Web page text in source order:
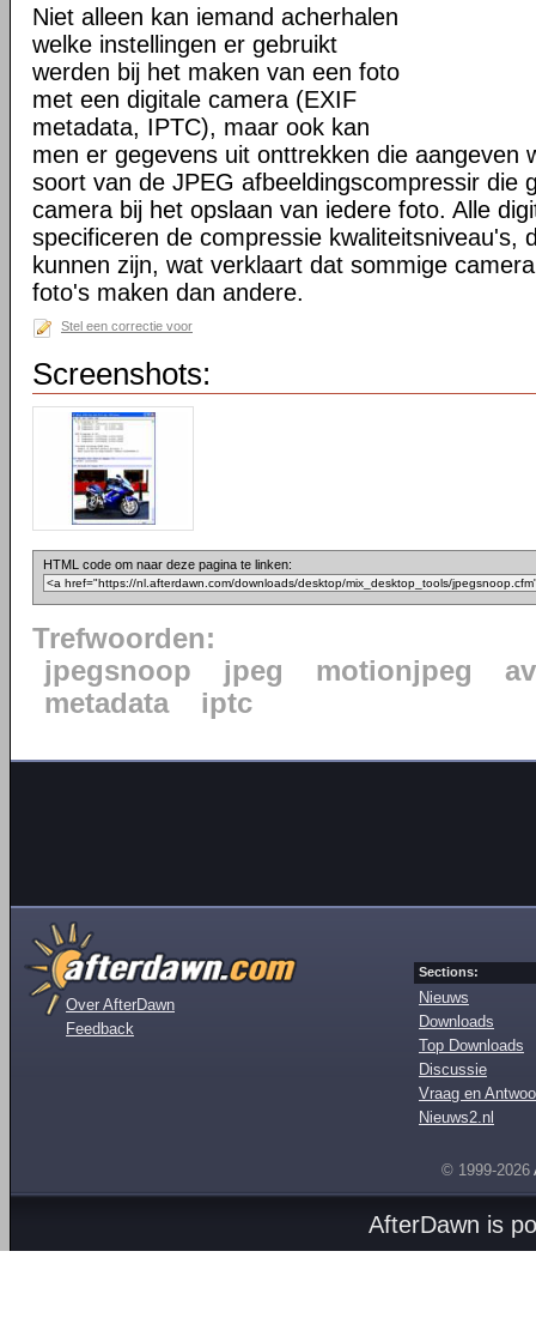
Niet alleen kan iemand acherhalen
welke instellingen er gebruikt
werden bij het maken van een foto
met een digitale camera (EXIF
metadata, IPTC), maar ook kan
men er gegevens uit onttrekken die aangeven
soort van de JPEG afbeeldingscompressir die
camera bij het opslaan van iedere foto. Alle
specificeren de compressie kwaliteitsniveau's,
kunnen zijn, wat verklaart dat sommige
foto's maken dan andere.
Stel een correctie voor
Screenshots:
HTML code om naar deze pagina te linken:
Trefwoorden:
jpegsnoop
jpeg motionjpeg
metadata
iptc
Over AfterDawn
Feedback
Sections:
Nieuws
Downloads
Top Downloads
Discussie
Vraag en
Nieuws2.nl
© 1999-2026
AfterDawn is